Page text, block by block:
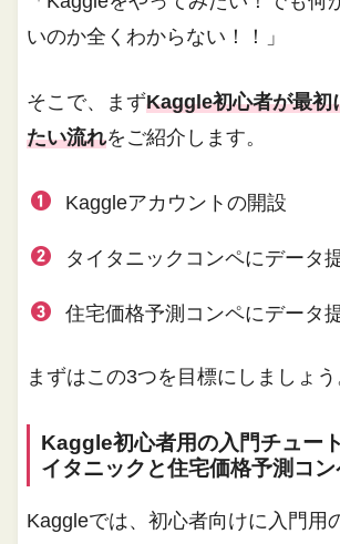
いのか全くわからない！！」
そこで、まずKaggle初心者が最初
たい流れをご紹介します。
Kaggleアカウントの開設
タイタニックコンペにデータ
住宅価格予測コンペにデータ
まずはこの3つを目標にしましょう
Kaggle初心者用の入門チュー
イタニックと住宅価格予測コ
Kaggleでは、初心者向けに入門用